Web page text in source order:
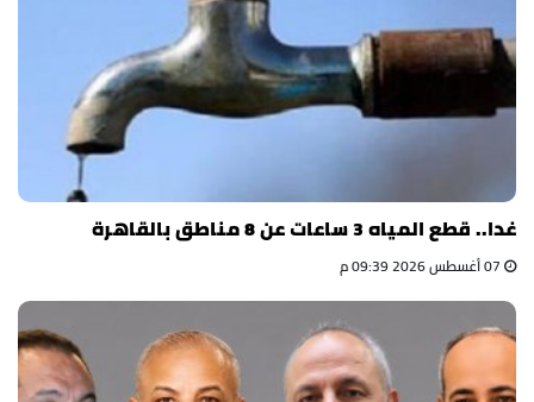
غدا.. قطع المياه 3 ساعات عن 8 مناطق بالقاهرة